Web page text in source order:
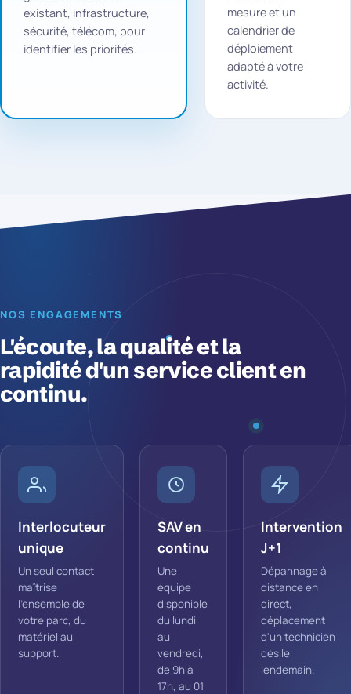
existant, infrastructure,
sécurité, télécom, pour
identifier les priorités.
mesure et un
calendrier de
déploiement
adapté à votre
activité.
NOS ENGAGEMENTS
L'écoute, la qualité et la
rapidité d'un service client en
continu.
Interlocuteur
unique
Un seul contact
maîtrise
l'ensemble de
votre parc, du
matériel au
support.
SAV en
continu
Une
équipe
disponible
du lundi
au
vendredi,
de 9h à
17h, au 01
Intervention
J+1
Dépannage à
distance en
direct,
déplacement
d'un technicien
dès le
lendemain.